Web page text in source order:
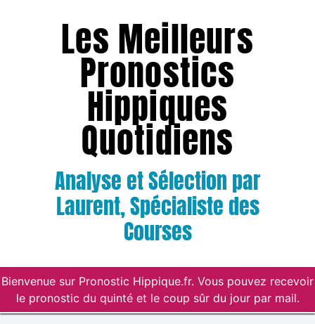
Les Meilleurs
Pronostics
Hippiques
Quotidiens
Analyse et Sélection par
Laurent, Spécialiste des
Courses
Bienvenue sur Pronostic Hippique.fr. Vous pouvez recevoir
le pronostic du quinté et le coup sûr du jour par mail.